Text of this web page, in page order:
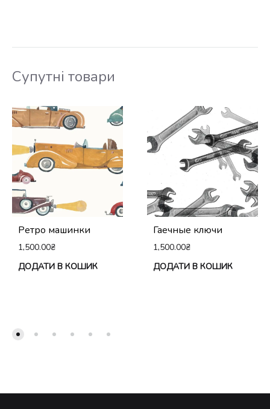
Супутні товари
Ретро машинки
1,500.00₴
ДОДАТИ В КОШИК
Гаечные ключи
1,500.00₴
ДОДАТИ В КОШИК